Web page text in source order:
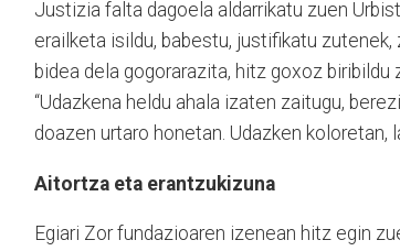
Justizia falta dagoela aldarrikatu zuen
erailketa isildu, babestu, justifikatu
bidea dela gogorarazita, hitz goxoz
“Udazkena heldu ahala izaten zaitugu,
doazen urtaro honetan. Udazken koloretan,
Aitortza eta erantzukizuna
Egiari Zor fundazioaren izenean hitz egin